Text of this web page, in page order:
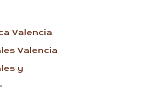
Valencia
Valencia
y